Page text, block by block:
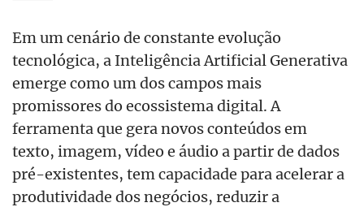
Em um cenário de constante evolução
tecnológica, a Inteligência Artificial Generativa
emerge como um dos campos mais
promissores do ecossistema digital. A
ferramenta que gera novos conteúdos em
texto, imagem, vídeo e áudio a partir de dados
pré-existentes, tem capacidade para acelerar a
produtividade dos negócios, reduzir a